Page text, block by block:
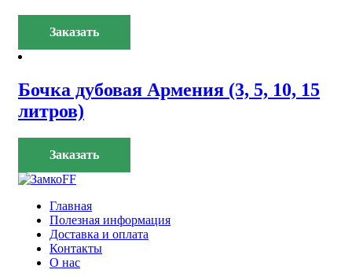
Заказать
Бочка дубовая Армения (3, 5, 10, 15
литров)
Заказать
Главная
Полезная информация
Доставка и оплата
Контакты
О нас